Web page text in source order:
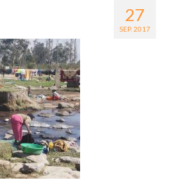
27
SEP. 2017